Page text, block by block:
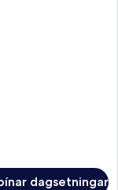
dagsetningar